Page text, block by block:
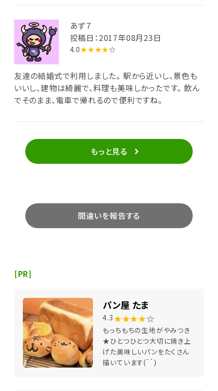
ホテルでもある。人生で一番お世話になったホテルで
ある。
あず７
投稿日：2017年08月23日
4.0★★★★☆
友達の結婚式で利用しました。 駅から近いし、景色も
いいし、建物は綺麗で、料理も美味しかったです。 飲ん
でそのまま、電車で帰れるので便利ですね。
もっと見る
間違いを報告する
[PR]
パン屋 たま
4.3 ★★★★☆
もっちもちの生地がやみつき
★ひとつひとつ大切に焼き上
げた美味しいパンをたくさん
描いています(＾＾)